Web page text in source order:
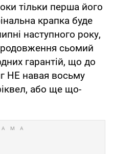
тільки перша його
крапка буде
наступного року,
сьомий
гарантій, що до
НЕ навая восьму
або ще що-